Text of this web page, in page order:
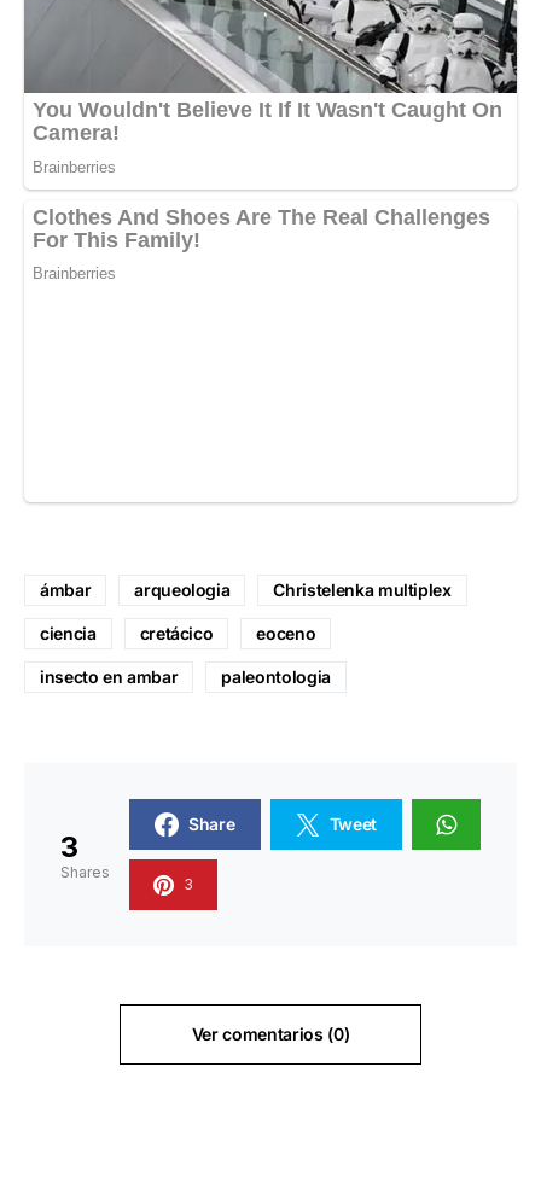
ámbar arqueologia Christelenka multiplex
ciencia cretácico eoceno
insecto en ambar paleontologia
3
Shares
Share Tweet
3
Ver comentarios (0)